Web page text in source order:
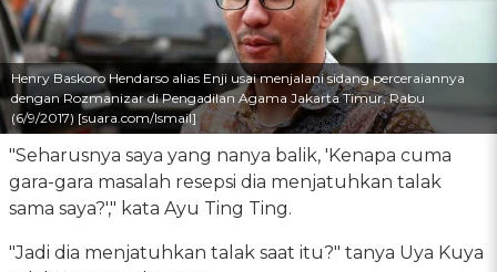
Henry Baskoro Hendarso alias Enji usai menjalani sidang perceraiannya
dengan Rozmanizar di Pengadilan Agama Jakarta Timur, Rabu
(6/9/2017) [suara.com/Ismail]
"Seharusnya saya yang nanya balik, 'Kenapa cuma
gara-gara masalah resepsi dia menjatuhkan talak
sama saya?'," kata Ayu Ting Ting.
"Jadi dia menjatuhkan talak saat itu?" tanya Uya Kuya